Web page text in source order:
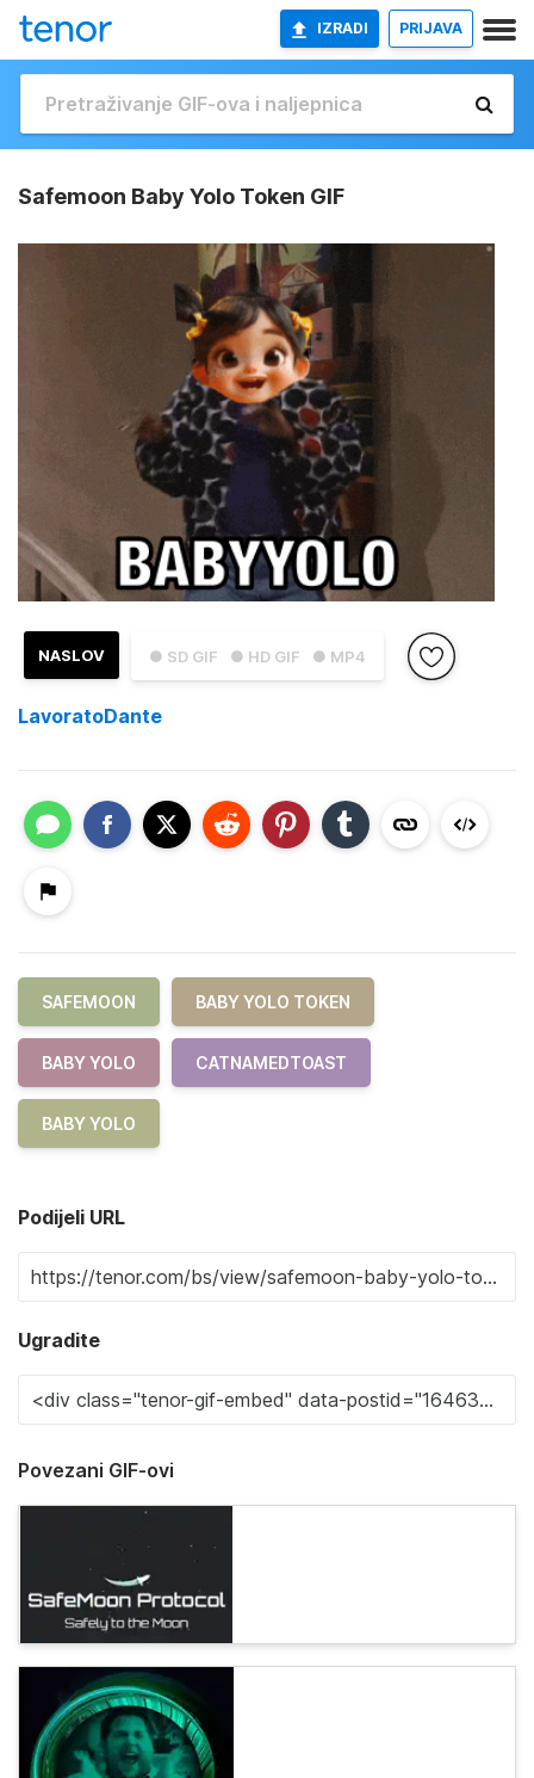
IZRADI PRIJAVA
Safemoon Baby Yolo Token GIF
● SD GIF ● HD GIF ● MP4
NASLOV
LavoratoDante
SAFEMOON BABY YOLO TOKEN
BABY YOLO CATNAMEDTOAST
BABY YOLO
Podijeli URL
Ugradite
Povezani GIF-ovi